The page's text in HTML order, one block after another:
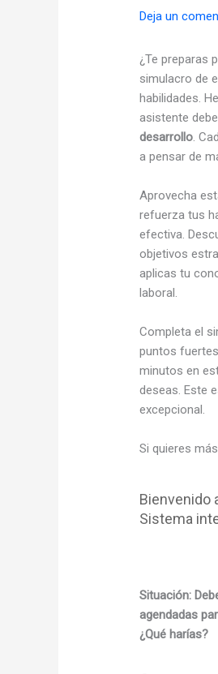
Deja un
¿Te preparas
simulacro de
habilidades.
asistente
desarrollo .
a pensar de
Aprovecha
refuerza tus
efectiva.
objetivos
aplicas tu
laboral.
Completa el
puntos
minutos en
deseas. Este
excepcional.
Si quieres
Bienvenido
Sistema
Situación:
agendadas
¿Qué harías?